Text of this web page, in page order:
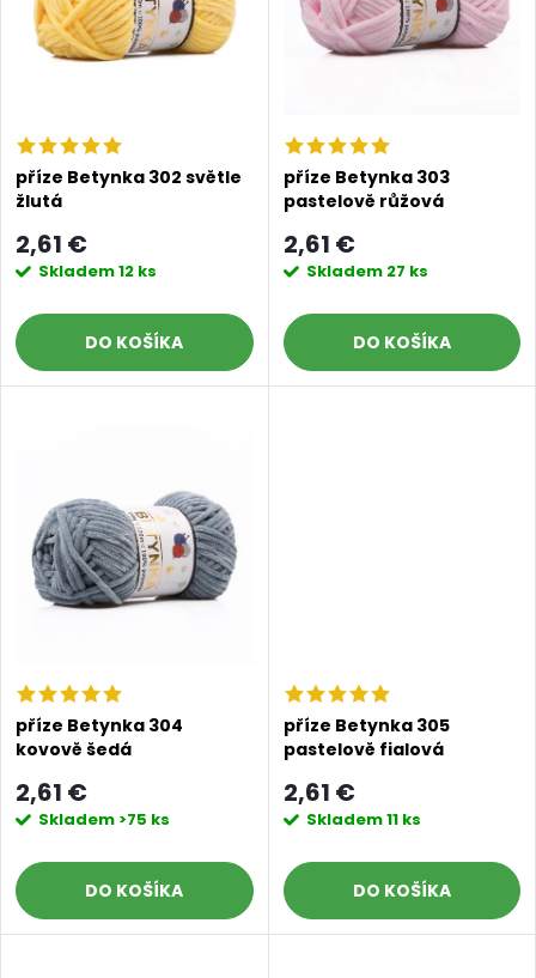
n
e
p
r
o
d
t
o
v
p
r
o
d
u
o
příze Betynka 302 světle
žlutá
2,61 €
Skladem12 ks
DO KOŠÍKA
příze Betynka 303
pastelově růžová
2,61 €
Skladem 27 ks
DO KOŠÍKA
příze Betynka 304
kovově šedá
2,61 €
Skladem >75 ks
DO KOŠÍKA
příze Betynka 305
pastelově fialová
2,61 €
Skladem11 ks
DO KOŠÍKA